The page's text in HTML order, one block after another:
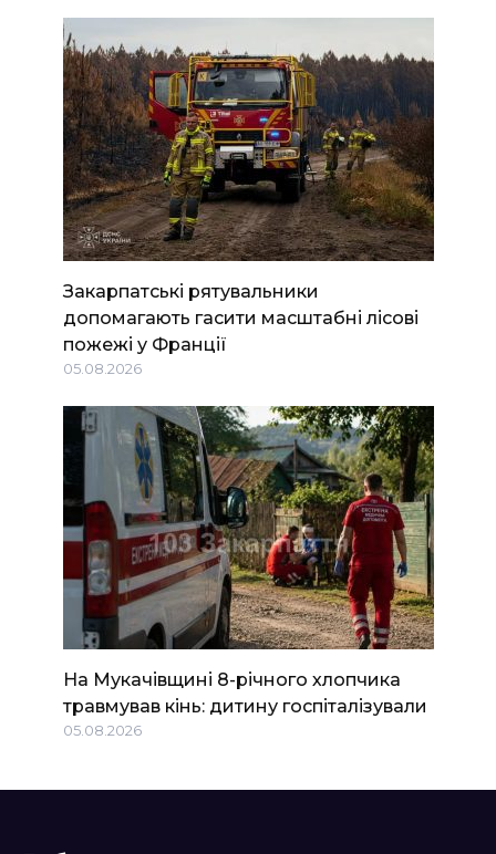
Закарпатські рятувальники
допомагають гасити масштабні лісові
пожежі у Франції
05.08.2026
На Мукачівщині 8-річного хлопчика
травмував кінь: дитину госпіталізували
05.08.2026